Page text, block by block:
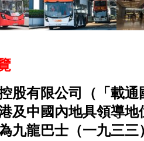
股有限公司（「載
及中國內地具領導
九龍巴士（一九三